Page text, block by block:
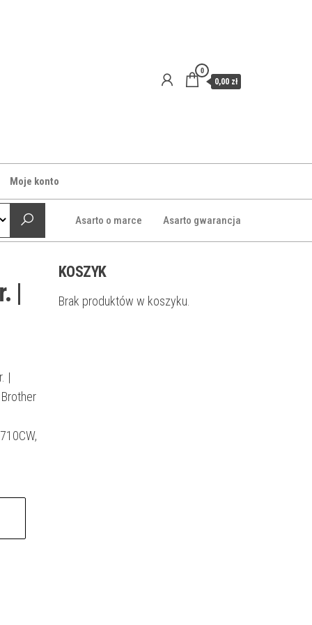
0
0,00 zł
Moje konto
Asarto o marce Asarto gwarancja
|
|
KOSZYK
Brak produktów w koszyku.